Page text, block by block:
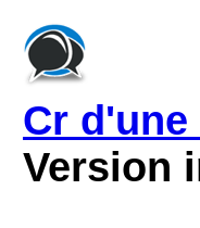
Cr
Version